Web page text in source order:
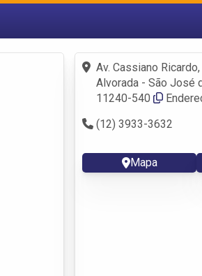
Fazer login
Criar conta
Av. Cassiano
Alvorada - São José
11240-540
(12) 3933-3632
Mapa